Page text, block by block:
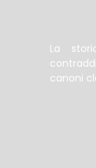
La
canoni